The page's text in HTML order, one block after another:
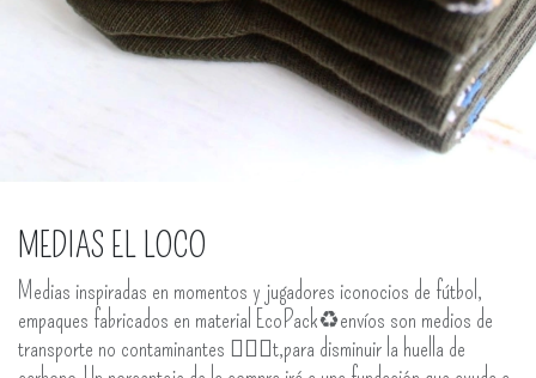
MEDIAS EL LOCO
Medias inspiradas en momentos y jugadores iconocios de fútbol,
empaques fabricados en material EcoPack♻️envíos son medios de
transporte no contaminantes 🚴🏻‍♂️t,para disminuir la huella de